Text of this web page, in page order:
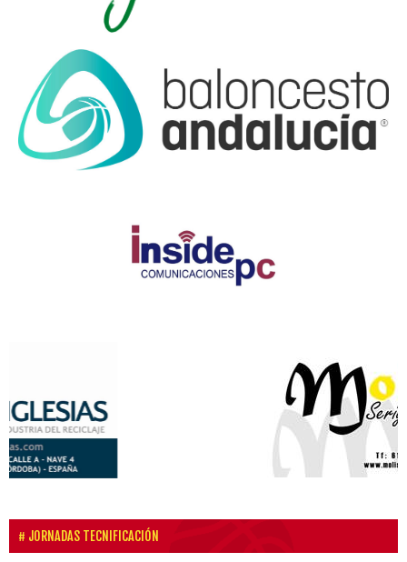
JORNADAS TECNIFICACIÓN